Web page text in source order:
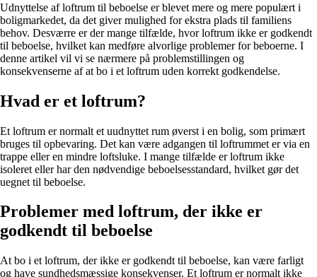
Udnyttelse af loftrum til beboelse er blevet mere og mere populært i
boligmarkedet, da det giver mulighed for ekstra plads til familiens
behov. Desværre er der mange tilfælde, hvor loftrum ikke er godkendt
til beboelse, hvilket kan medføre alvorlige problemer for beboerne. I
denne artikel vil vi se nærmere på problemstillingen og
konsekvenserne af at bo i et loftrum uden korrekt godkendelse.
Hvad er et loftrum?
Et loftrum er normalt et uudnyttet rum øverst i en bolig, som primært
bruges til opbevaring. Det kan være adgangen til loftrummet er via en
trappe eller en mindre loftsluke. I mange tilfælde er loftrum ikke
isoleret eller har den nødvendige beboelsesstandard, hvilket gør det
uegnet til beboelse.
Problemer med loftrum, der ikke er
godkendt til beboelse
At bo i et loftrum, der ikke er godkendt til beboelse, kan være farligt
og have sundhedsmæssige konsekvenser. Et loftrum er normalt ikke